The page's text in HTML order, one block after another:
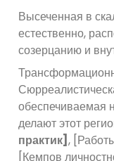
Высеченная в
естественно,
созерцанию и
делают этот
практик],
[Кемпов